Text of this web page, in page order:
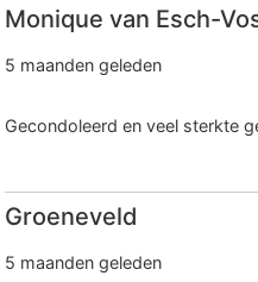
Monique van Esch-
5 maanden geleden
Gecondoleerd en veel sterkte
Groeneveld
5 maanden geleden